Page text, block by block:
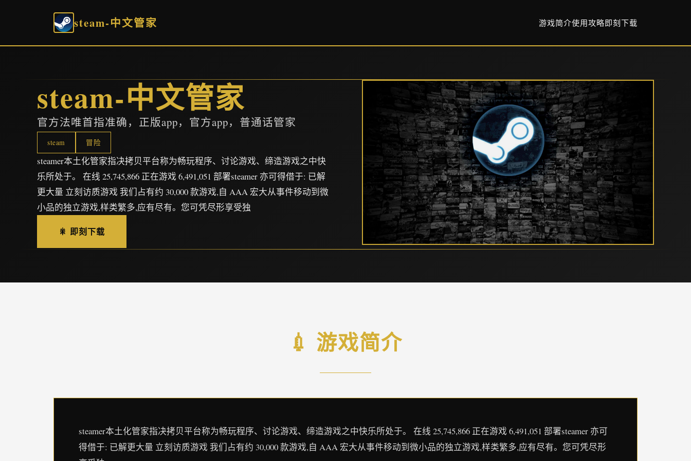
steam-中文管家 游戏简介使用攻略即刻下载
steam-中文管家
官方法唯首指准确，正版app，官方app，普通话管家
steam 冒险
steamer本土化管家指决拷贝平台称为畅玩程序、讨论游戏、缔造游戏之中快
乐所处于。 在线 25,745,866 正在游戏 6,491,051 部署steamer 亦可得借于: 已解
更大量 立刻访质游戏 我们占有约 30,000 款游戏,自 AAA 宏大从事件移动到微
小品的独立游戏,样类繁多,应有尽有。您可凭尽形享受独
🎇 即刻下载
💉 游戏简介
steamer本土化管家指决拷贝平台称为畅玩程序、讨论游戏、缔造游戏之中快乐所处于。 在线 25,745,866 正在游戏 6,491,051 部署steamer 亦可
得借于: 已解更大量 立刻访质游戏 我们占有约 30,000 款游戏,自 AAA 宏大从事件移动到微小品的独立游戏,样类繁多,应有尽有。您可凭尽形